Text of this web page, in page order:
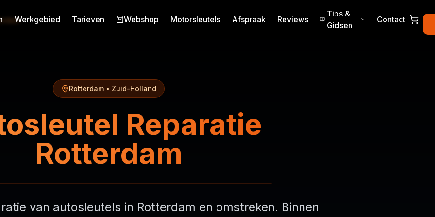
Werkgebied Tarieven Webshop Motorsleutels Afspraak Reviews
Tips &
Gidsen
Contact
Rotterdam • Zuid-Holland
Reparatie
Rotterdam
van autosleutels in Rotterdam en omstreken. Binnen